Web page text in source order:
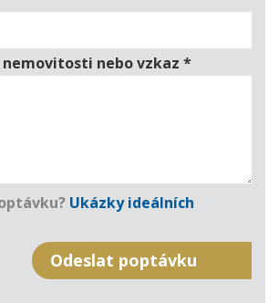
nebo vzkaz *
Ukázky ideálních